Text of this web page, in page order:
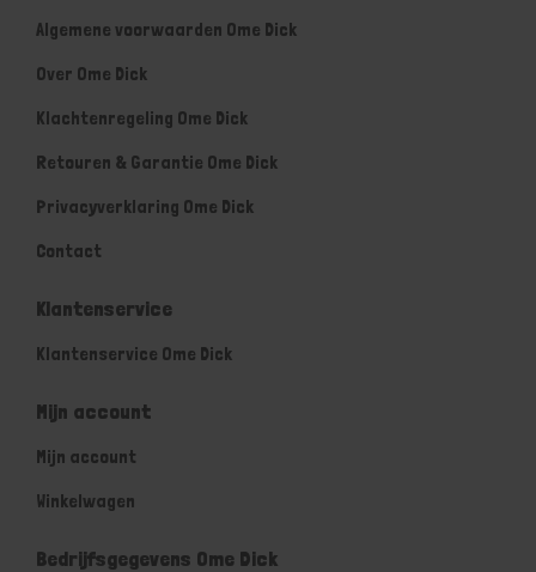
Algemene voorwaarden Ome Dick
Over Ome Dick
Klachtenregeling Ome Dick
Retouren & Garantie Ome Dick
Privacyverklaring Ome Dick
Contact
Klantenservice
Klantenservice Ome Dick
Mijn account
Mijn account
Winkelwagen
Bedrijfsgegevens Ome Dick